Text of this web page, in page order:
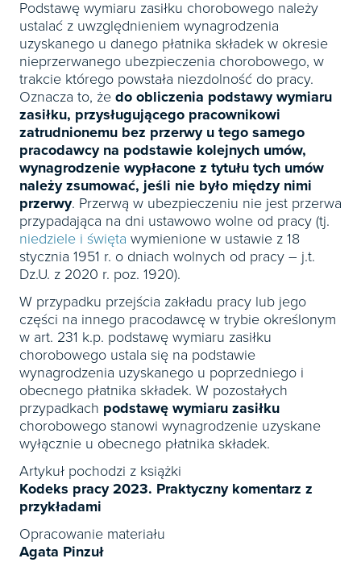
Podstawę wymiaru zasiłku chorobowego należy
ustalać z uwzględnieniem wynagrodzenia
uzyskanego u danego płatnika składek w okresie
nieprzerwanego ubezpieczenia chorobowego, w
trakcie którego powstała niezdolność do pracy.
Oznacza to, że do obliczenia podstawy wymiaru
zasiłku, przysługującego pracownikowi
zatrudnionemu bez przerwy u tego samego
pracodawcy na podstawie kolejnych umów,
wynagrodzenie wypłacone z tytułu tych umów
należy zsumować, jeśli nie było między nimi
przerwy. Przerwą w ubezpieczeniu nie jest przerwa
przypadająca na dni ustawowo wolne od pracy (tj.
niedziele i święta wymienione w ustawie z 18
stycznia 1951 r. o dniach wolnych od pracy – j.t.
Dz.U. z 2020 r. poz. 1920).
W przypadku przejścia zakładu pracy lub jego
części na innego pracodawcę w trybie określonym
w art. 231 k.p. podstawę wymiaru zasiłku
chorobowego ustala się na podstawie
wynagrodzenia uzyskanego u poprzedniego i
obecnego płatnika składek. W pozostałych
przypadkach podstawę wymiaru zasiłku
chorobowego stanowi wynagrodzenie uzyskane
wyłącznie u obecnego płatnika składek.
Artykuł pochodzi z książki
Kodeks pracy 2023. Praktyczny komentarz z
przykładami
Opracowanie materiału
Agata Pinzuł